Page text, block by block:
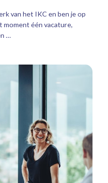
van het IKC en ben je op
moment één vacature,
…